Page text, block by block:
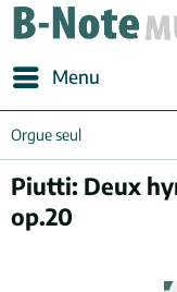
Menu
Orgue seul
Piutti: Deux
op.20